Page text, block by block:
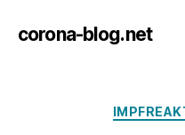
corona-blog.net